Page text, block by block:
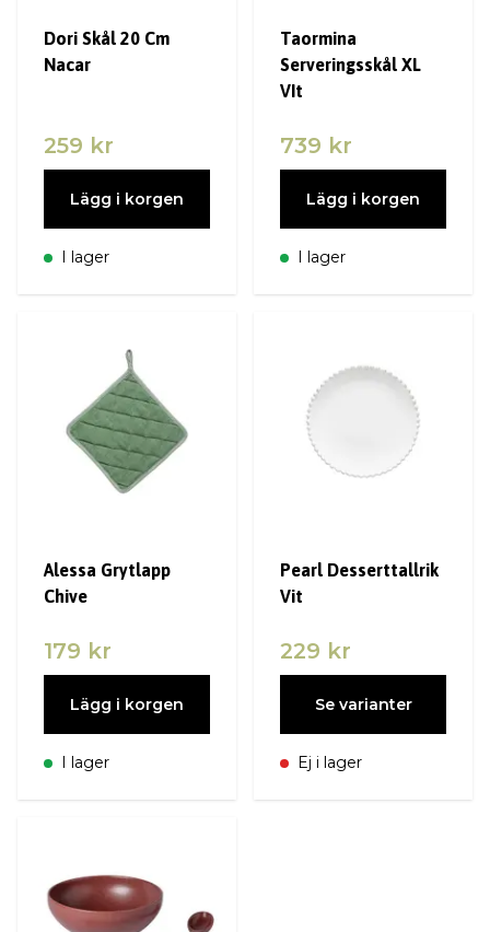
Dori Skål 20 Cm
Nacar
259 kr
Lägg i korgen
I lager
Taormina
Serveringsskål XL
VIt
739 kr
Lägg i korgen
I lager
Alessa Grytlapp
Chive
179 kr
Lägg i korgen
I lager
Pearl Desserttallrik
Vit
229 kr
Se varianter
Ej i lager